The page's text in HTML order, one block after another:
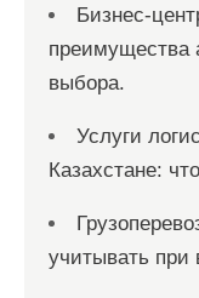
Бизнес-
преимущества
выбора.
Услуги
Казахстане:
учитывать при